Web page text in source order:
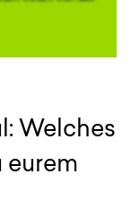
Welches
eurem